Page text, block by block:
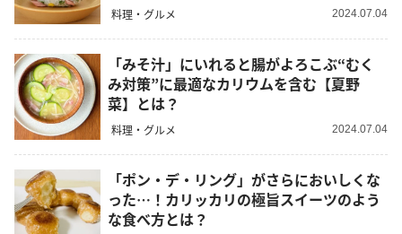
料理・グルメ 2024.07.04
「みそ汁」にいれると腸がよろこぶ“むく
み対策”に最適なカリウムを含む【夏野
菜】とは？
料理・グルメ 2024.07.04
「ポン・デ・リング」がさらにおいしくな
った…！カリッカリの極旨スイーツのよう
な食べ方とは？